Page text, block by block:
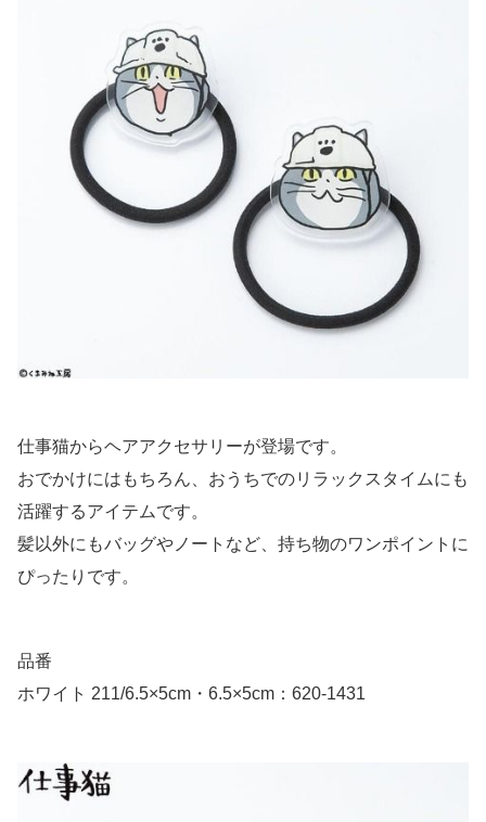
仕事猫からヘアアクセサリーが登場です。
おでかけにはもちろん、おうちでのリラックスタイムにも
活躍するアイテムです。
髪以外にもバッグやノートなど、持ち物のワンポイントに
ぴったりです。
品番
ホワイト 211/6.5×5cm・6.5×5cm：620-1431